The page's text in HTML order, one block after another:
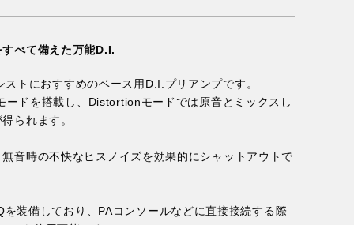
べて備えた万能D.I.
トにおすすめのベース用D.I.プリアンプです。
ドを搭載し、Distortionモードでは原音とミックスし
られます。
音時の不快なヒスノイズを効果的にシャットアウトで
装備しており、PAコンソールなどに直接接続する際